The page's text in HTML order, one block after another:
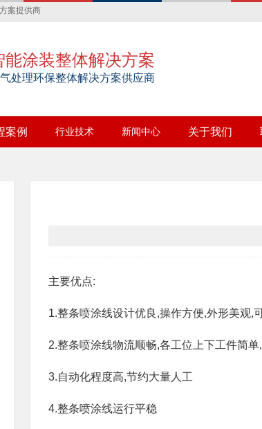
案提供商
能涂装整体解决方案
处理环保整体解决方案供应商
案例 行业技术 新闻中心 关于我们
主要优点:
1.整条喷涂线设计优良,操作方便,外形美观,
2.整条喷涂线物流顺畅,各工位上下工件简单
3.自动化程度高,节约大量人工
4.整条喷涂线运行平稳